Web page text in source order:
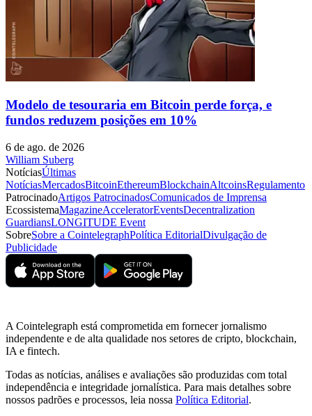
Modelo de tesouraria em Bitcoin perde força, e
fundos reduzem posições em 10%
6 de ago. de 2026
William Suberg
NotíciasÚltimas
NotíciasMercadosBitcoinEthereumBlockchainAltcoinsRegulamento
PatrocinadoArtigos PatrocinadosComunicados de Imprensa
EcossistemaMagazineAcceleratorEventsDecentralization
GuardiansLONGITUDE Event
SobreSobre a CointelegraphPolítica EditorialDivulgação de
Publicidade
A Cointelegraph está comprometida em fornecer jornalismo
independente e de alta qualidade nos setores de cripto, blockchain,
IA e fintech.
Todas as notícias, análises e avaliações são produzidas com total
independência e integridade jornalística. Para mais detalhes sobre
nossos padrões e processos, leia nossa Política Editorial.